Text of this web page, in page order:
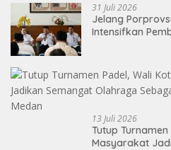
31 Juli 2026
Jelang
Intensifkan
13 Juli 2026
Tutup
Masyarakat